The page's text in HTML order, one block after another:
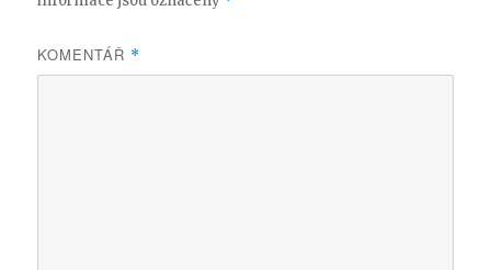
KOMENTÁŘ *